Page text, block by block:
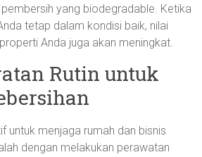
yang biodegradable. Ketika
tetap dalam kondisi baik, nilai
Anda juga akan meningkat.
Rutin untuk
untuk menjaga rumah dan bisnis
dengan melakukan perawatan